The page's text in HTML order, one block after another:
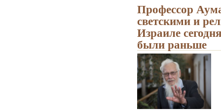
Профессор
светскими и
Израиле
были раньше